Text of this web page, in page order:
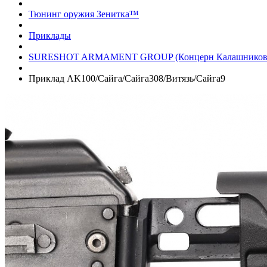
Тюнинг оружия Зенитка™
Приклады
SURESHOT ARMAMENT GROUP (Концерн
Приклад AK100/Сайга/Сайга308/Витязь/Сайга9